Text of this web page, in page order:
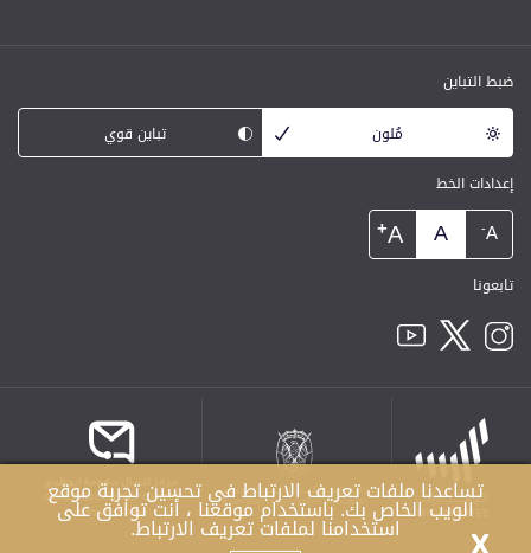
ضبط التباين
مُلون
تباين قوي
إعدادات الخط
A
-
A
A
+
تابعونا
تساعدنا ملفات تعريف الارتباط في تحسين تجربة موقع
الويب الخاص بك. باستخدام موقعنا ، أنت توافق على
استخدامنا لملفات تعريف الارتباط.